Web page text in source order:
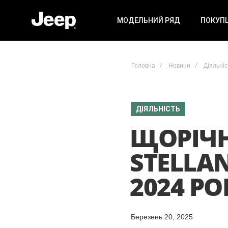
МОДЕЛЬНИЙ РЯД
Головна Новини
ДІЯЛЬНІСТЬ
2024
Березень 20, 2025